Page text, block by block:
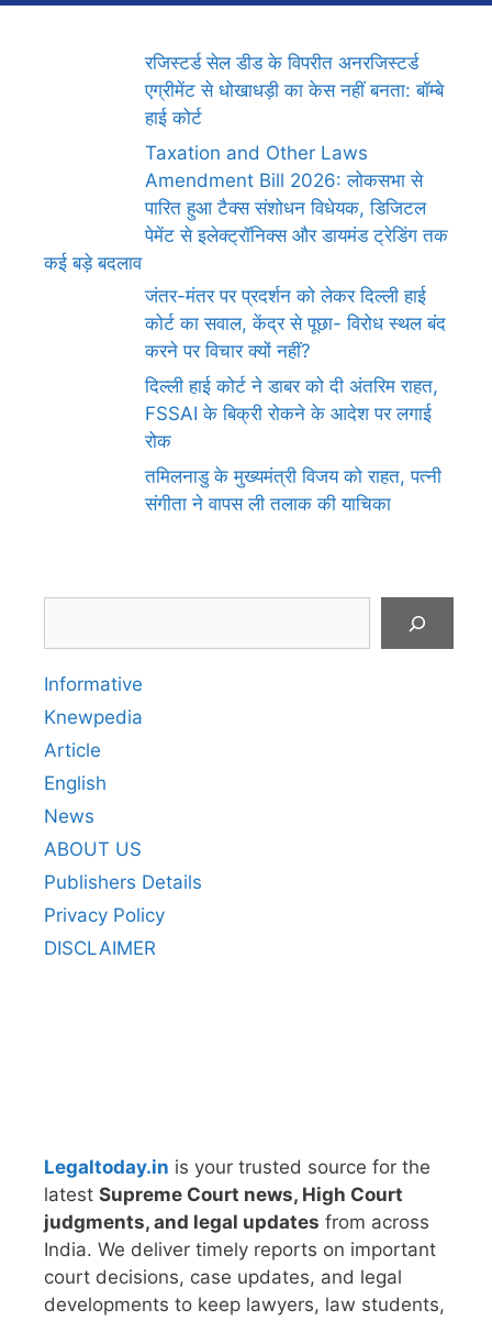
रजिस्टर्ड सेल डीड के विपरीत अनरजिस्टर्ड
एग्रीमेंट से धोखाधड़ी का केस नहीं बनता: बॉम्बे
हाई कोर्ट
Taxation and Other Laws
Amendment Bill 2026: लोकसभा से
पारित हुआ टैक्स संशोधन विधेयक, डिजिटल
पेमेंट से इलेक्ट्रॉनिक्स और डायमंड ट्रेडिंग तक
कई बड़े बदलाव
जंतर-मंतर पर प्रदर्शन को लेकर दिल्ली हाई
कोर्ट का सवाल, केंद्र से पूछा- विरोध स्थल बंद
करने पर विचार क्यों नहीं?
दिल्ली हाई कोर्ट ने डाबर को दी अंतरिम राहत,
FSSAI के बिक्री रोकने के आदेश पर लगाई
रोक
तमिलनाडु के मुख्यमंत्री विजय को राहत, पत्नी
संगीता ने वापस ली तलाक की याचिका
Informative
Knewpedia
Article
English
News
ABOUT US
Publishers Details
Privacy Policy
DISCLAIMER
Legaltoday.in is your trusted source for the
latest Supreme Court news, High Court
judgments, and legal updates from across
India. We deliver timely reports on important
court decisions, case updates, and legal
developments to keep lawyers, law students,